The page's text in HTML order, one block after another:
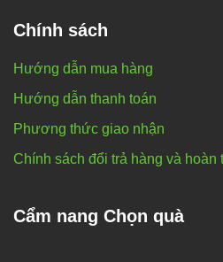
Chính sách
Hướng dẫn mua hàng
Hướng dẫn thanh toán
Phương thức giao nhận
Chính sách đổi trả hàng và hoàn
Cẩm nang Chọn quà